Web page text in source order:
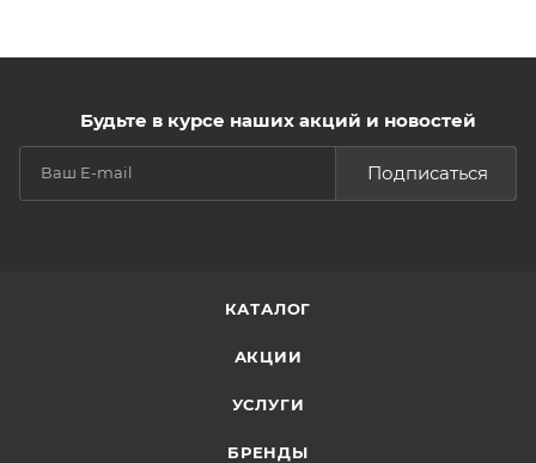
Будьте в курсе наших акций и новостей
Подписаться
КАТАЛОГ
АКЦИИ
УСЛУГИ
БРЕНДЫ